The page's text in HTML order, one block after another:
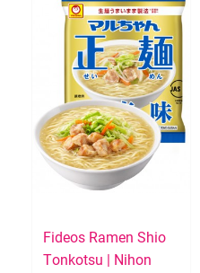
Fideos Ramen Shio
Tonkotsu | Nihon